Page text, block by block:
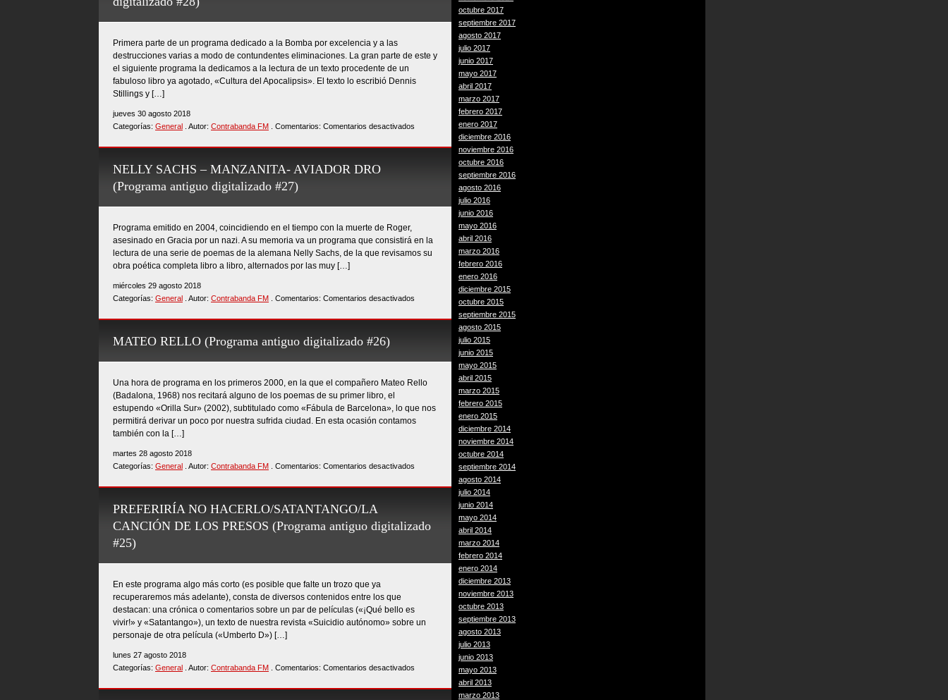
digitalizado
Primera parte de un programa dedicado a la Bomba por excelencia y a las
destrucciones varias a modo de contundentes eliminaciones. La gran parte de este y
el siguiente programa la dedicamos a la lectura de un texto procedente de un
fabuloso libro ya agotado, «Cultura del Apocalipsis». El texto lo escribió Dennis
Stillings y […]
jueves 30 agosto 2018
Categorías: General . Autor: Contrabanda FM . Comentarios: Comentarios desactivados
BOMBA
digitalizado
#28)
NELLY SACHS – MANZANITA- AVIADOR DRO
(Programa antiguo digitalizado #27)
Programa emitido en 2004, coincidiendo en el tiempo con la muerte de Roger,
asesinado en Gracia por un nazi. A su memoria va un programa que consistirá en la
lectura de una serie de poemas de la alemana Nelly Sachs, de la que revisamos su
obra poética completa libro a libro, alternados por las muy […]
miércoles 29 agosto 2018
Categorías: General . Autor: Contrabanda FM . Comentarios: Comentarios desactivados
SACHS
MANZANITA-
AVIADOR
(Programa
digitalizado
#27)
MATEO RELLO (Programa antiguo digitalizado #26)
Una hora de programa en los primeros 2000, en la que el compañero Mateo Rello
(Badalona, 1968) nos recitará alguno de los poemas de su primer libro, el
estupendo «Orilla Sur» (2002), subtitulado como «Fábula de Barcelona», lo que nos
permitirá derivar un poco por nuestra sufrida ciudad. En esta ocasión contamos
también con la […]
martes 28 agosto 2018
Categorías: General . Autor: Contrabanda FM . Comentarios: Comentarios desactivados
RELLO
digitalizado
PREFERIRÍA NO HACERLO/SATANTANGO/LA
CANCIÓN DE LOS PRESOS (Programa antiguo digitalizado
#25)
En este programa algo más corto (es posible que falte un trozo que ya
recuperaremos más adelante), consta de diversos contenidos entre los que
destacan: una crónica o comentarios sobre un par de películas («¡Qué bello es
vivir!» y «Satantango»), un texto de nuestra revista «Suicidio autónomo» sobre un
personaje de otra película («Umberto D») […]
lunes 27 agosto 2018
Categorías: General . Autor: Contrabanda FM . Comentarios: Comentarios desactivados
NO
octubre 2017
septiembre 2017
agosto 2017
julio 2017
junio 2017
mayo 2017
abril 2017
marzo 2017
febrero 2017
enero 2017
diciembre 2016
noviembre 2016
octubre 2016
septiembre 2016
agosto 2016
julio 2016
junio 2016
mayo 2016
abril 2016
marzo 2016
febrero 2016
enero 2016
diciembre 2015
octubre 2015
septiembre 2015
agosto 2015
julio 2015
junio 2015
mayo 2015
abril 2015
marzo 2015
febrero 2015
enero 2015
diciembre 2014
noviembre 2014
octubre 2014
septiembre 2014
agosto 2014
julio 2014
junio 2014
mayo 2014
abril 2014
marzo 2014
febrero 2014
enero 2014
diciembre 2013
noviembre 2013
octubre 2013
septiembre 2013
agosto 2013
julio 2013
junio 2013
mayo 2013
abril 2013
marzo 2013